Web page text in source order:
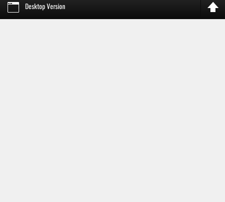
Desktop Version